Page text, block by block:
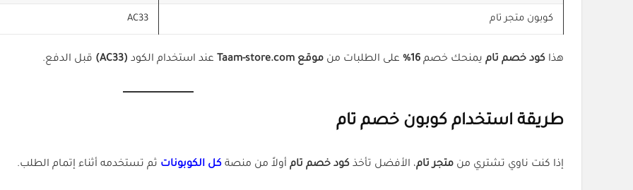
كوبون متجر تام AC33
هذا كود خصم تام يمنحك خصم 16% على الطلبات من موقع Taam-store.com عند استخدام الكود (AC33) قبل الدفع.
طريقة استخدام كوبون خصم تام
إذا كنت ناوي تشتري من متجر تام، الأفضل تأخذ كود خصم تام أولاً من منصة كل الكوبونات ثم تستخدمه أثناء إتمام الطلب.